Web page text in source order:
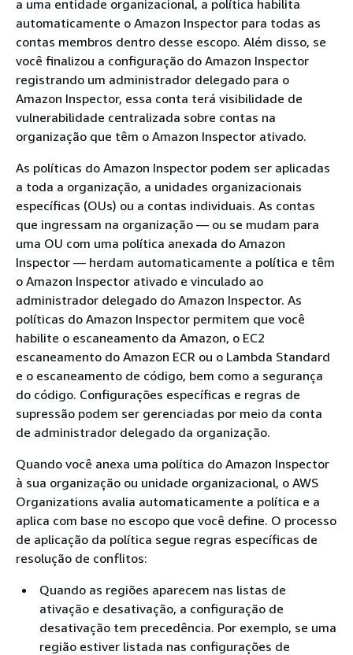
a uma entidade organizacional, a política habilita
automaticamente o Amazon Inspector para todas as
contas membros dentro desse escopo. Além disso, se
você finalizou a configuração do Amazon Inspector
registrando um administrador delegado para o
Amazon Inspector, essa conta terá visibilidade de
vulnerabilidade centralizada sobre contas na
organização que têm o Amazon Inspector ativado.
As políticas do Amazon Inspector podem ser aplicadas
a toda a organização, a unidades organizacionais
específicas (OUs) ou a contas individuais. As contas
que ingressam na organização — ou se mudam para
uma OU com uma política anexada do Amazon
Inspector — herdam automaticamente a política e têm
o Amazon Inspector ativado e vinculado ao
administrador delegado do Amazon Inspector. As
políticas do Amazon Inspector permitem que você
habilite o escaneamento da Amazon, o EC2
escaneamento do Amazon ECR ou o Lambda Standard
e o escaneamento de código, bem como a segurança
do código. Configurações específicas e regras de
supressão podem ser gerenciadas por meio da conta
de administrador delegado da organização.
Quando você anexa uma política do Amazon Inspector
à sua organização ou unidade organizacional, o AWS
Organizations avalia automaticamente a política e a
aplica com base no escopo que você define. O processo
de aplicação da política segue regras específicas de
resolução de conflitos:
Quando as regiões aparecem nas listas de
ativação e desativação, a configuração de
desativação tem precedência. Por exemplo, se uma
região estiver listada nas configurações de